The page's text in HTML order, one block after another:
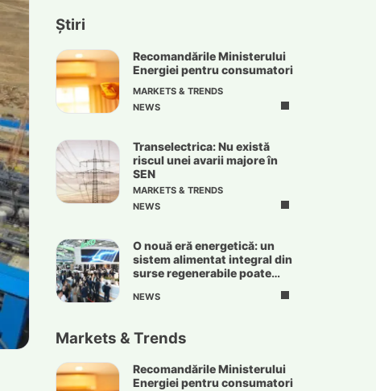
Știri
Recomandările Ministerului
Energiei pentru consumatori
MARKETS & TRENDS
NEWS
Transelectrica: Nu există
riscul unei avarii majore în
SEN
MARKETS & TRENDS
NEWS
O nouă eră energetică: un
sistem alimentat integral din
surse regenerabile poate
NEWS
Markets & Trends
Recomandările Ministerului
Energiei pentru consumatori